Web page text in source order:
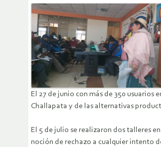
El 27 de junio con más de 350
Challapata y de las alternativas
El 5 de julio se realizaron dos talleres
noción de rechazo a cualquier intento